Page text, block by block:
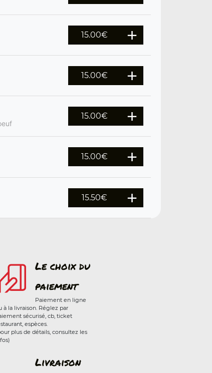
15.00€
15.00€
15.00€
15.00€
15.50€
Le choix du
paiement
Paiement en ligne
à la livraison. Réglez par
sécurisé, cb, ticket
espèces.
plus de détails, consultez les
Livraison